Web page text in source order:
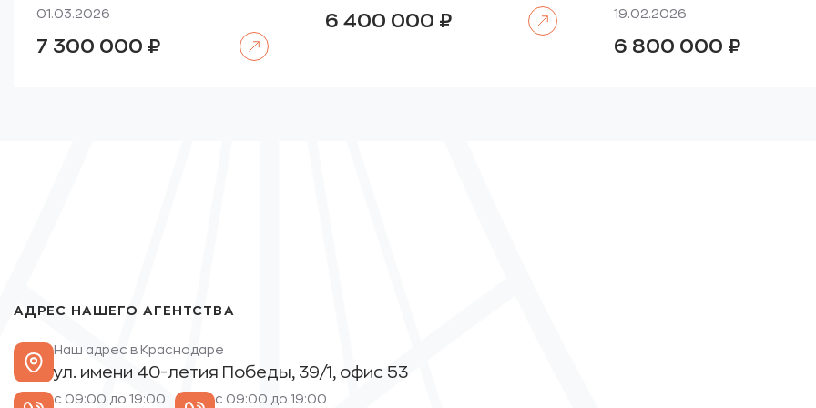
01.03.2026
7 300 000 ₽
6 400 000 ₽ 19.02.2026
6 800 000 ₽
АДРЕС НАШЕГО АГЕНТСТВА
Наш адрес в Краснодаре
ул. имени 40-летия Победы, 39/1, офис 53
с 09:00 до 19:00 с 09:00 до 19:00